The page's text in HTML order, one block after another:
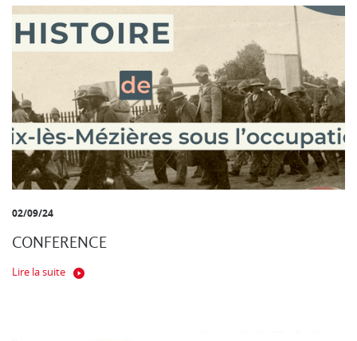
02/09/24
CONFERENCE
Lire la suite